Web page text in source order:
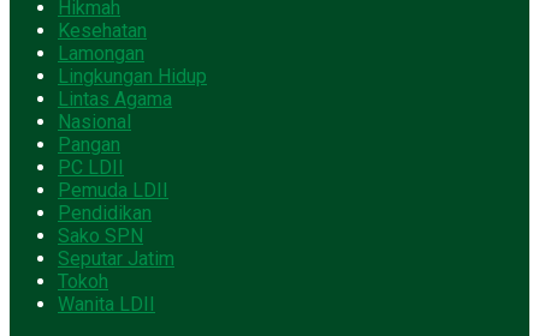
Hikmah
Kesehatan
Lamongan
Lingkungan Hidup
Lintas Agama
Nasional
Pangan
PC LDII
Pemuda LDII
Pendidikan
Sako SPN
Seputar Jatim
Tokoh
Wanita LDII